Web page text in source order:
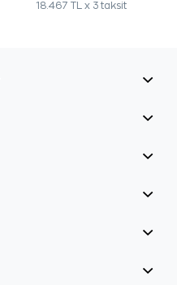
18.467 TL x 3 taksit